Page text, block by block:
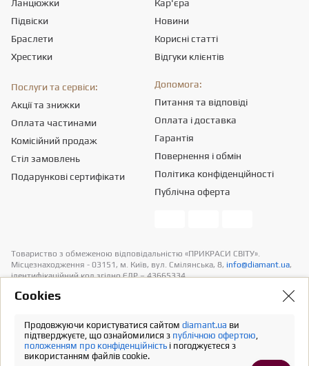
Ланцюжки
Підвіски
Браслети
Хрестики
Кар'єра
Новини
Корисні статті
Відгуки клієнтів
Послуги та сервіси:
Акції та знижки
Оплата частинами
Комісійний продаж
Стіл замовлень
Подарункові сертифікати
Допомога:
Питання та відповіді
Оплата і доставка
Гарантія
Повернення і обмін
Політика конфіденційності
Публічна оферта
Товариство з обмеженою вiдповiдальнiстю «ПРИКРАСИ СВІТУ».
Місцезнаходження - 03151, м. Київ, вул. Смілянська, 8, info@diamant.ua,
ідентифікаційний код згідно ЄДР – 43665334.
Інформація про вартість доставки міститься у розділі «Оплата та
доставка». У розрахунок вартості товарів податків не включено
Повна версія
Сookies
Продовжуючи користуватися сайтом diamant.ua ви
підтверджуєте, що ознайомилися з публічною офертою,
положенням про конфіденційність і погоджуєтеся з
використанням файлів cookie.